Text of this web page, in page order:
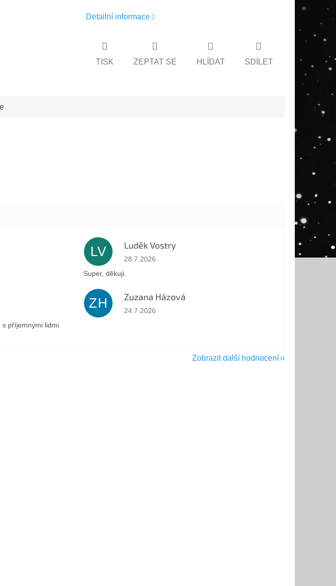
Detailní informace
TISK ZEPTAT SE HLÍDAT SDÍLET
hvězdiček. LV Luděk Vostry
Hodnocení obchodu je 5 z 5 hvězdiček.
28.7.2026
Super, děkuji.
hvězdiček.
příjemnými lidmi
ZH Zuzana Házová
Hodnocení obchodu je 5 z 5 hvězdiček.
24.7.2026
Zobrazit další hodnocení